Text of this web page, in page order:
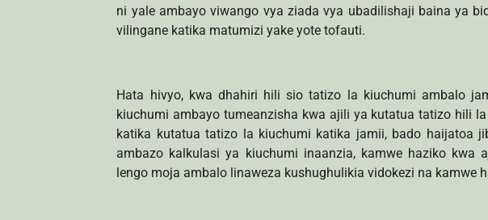
ni yale ambayo viwango vya ziada vya ubadilishaji baina ya
vilingane katika matumizi yake yote tofauti.
Hata hivyo, kwa dhahiri hili sio tatizo la kiuchumi ambalo
kiuchumi ambayo tumeanzisha kwa ajili ya kutatua tatizo hili
katika kutatua tatizo la kiuchumi katika jamii, bado haijatoa
ambazo kalkulasi ya kiuchumi inaanzia, kamwe haziko kwa
lengo moja ambalo linaweza kushughulikia vidokezi na kamwe